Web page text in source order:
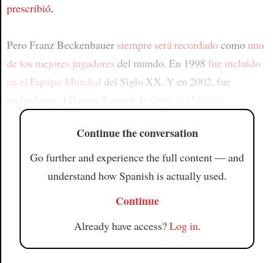
prescribió.
Pero Franz Beckenbauer siempre será recordadocomouno
de los mejores jugadores del mundo. En 1998 fue incluido
en el Equipo Mundial del Siglo XX. Y en 2002, fue
Continue the conversation
Go further and experience the full content — and
understand how Spanish is actually used.
Continue
Already have access?Log in.